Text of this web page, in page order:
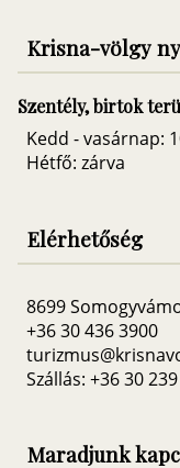
Krisna-völgy
Szentély, birtok
Kedd - vasárnap:
Hétfő: zárva
Elérhetőség
8699
+36 30 436 3900
Szállás: +36 30
Maradjunk